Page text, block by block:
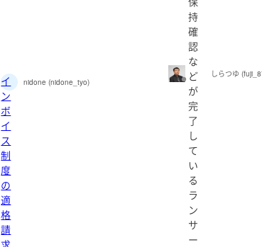
イ
ン
ボ
イ
ス
制
度
の
適
格
請
nidone (nidone_tyo)
持
確
認
な
ど
が
完
了
し
て
い
る
ラ
ン
サ
ー
しらつゆ